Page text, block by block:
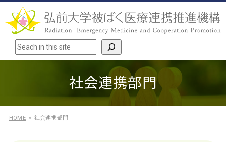
検索
社会連携部門
HOME 社会連携部門